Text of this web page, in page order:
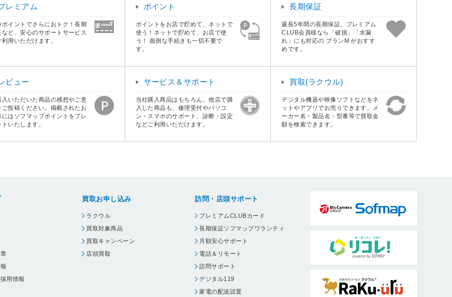
レミアム
ポイントでさらにおトク！長期
など、安心のサポートサービス
利用いただけます。
ポイント
ポイントをお店で貯めて、ネットで
使う！ネットで貯めて、お店で使
う！ 面倒な手続きも一切不要で
す。
長期保証
最長5年間の長期保証。プレミアム
CLUB会員様なら「破損」「水漏
れ」にも対応の プランM がおすす
めです。
ビュー
入いただいた商品の感想やご意
ご投稿ください。掲載されたお
にはソフマップポイントをプレ
いたします。
サービス＆サポート
当社購入商品はもちろん、他店で購
入した商品も、修理受付やパソコ
ン・スマホのサポート、診断・設定
などご利用いただけます。
買取(ラクウル)
デジタル機器や映像ソフトなどをネ
ットやアプリでお売りできます。メ
ーカー名・製品名・型番等で買取金
額を検索できます。
用情報
買取お申し込み
ラクウル
買取対象商品
買取キャンペーン
店頭買取
訪問・店頭サポート
プレミアムCLUBカード
長期保証ソフマップワランティ
月額安心サポート
電話＆リモート
訪問サポート
デジタル119
家電の配送設置